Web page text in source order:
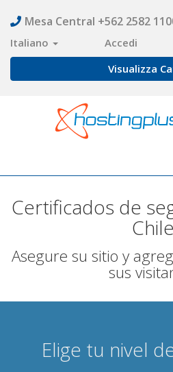
Mesa Central +562 2582
Italiano Accedi
Visualizza
Certificados de
Asegure su sitio y
sus
Elige tu nivel